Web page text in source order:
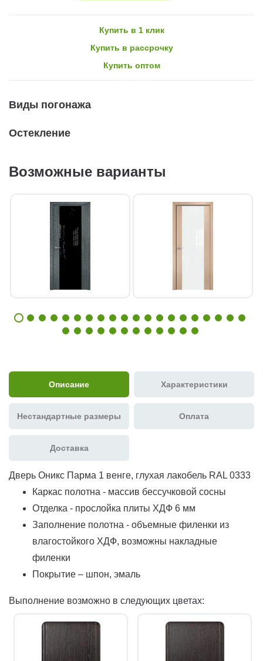
Купить в 1 клик
Купить в рассрочку
Купить оптом
Виды погонажа
Остекление
Возможные варианты
Описание Характеристики
Нестандартные размеры Оплата
Доставка
Дверь Оникс Парма 1 венге, глухая лакобель RAL 0333
Каркас полотна - массив бессучковой сосны
Отделка - прослойка плиты ХДФ 6 мм
Заполнение полотна - объемные филенки из
влагостойкого ХДФ, возможны накладные
филенки
Покрытие – шпон, эмаль
Выполнение возможно в следующих цветах: